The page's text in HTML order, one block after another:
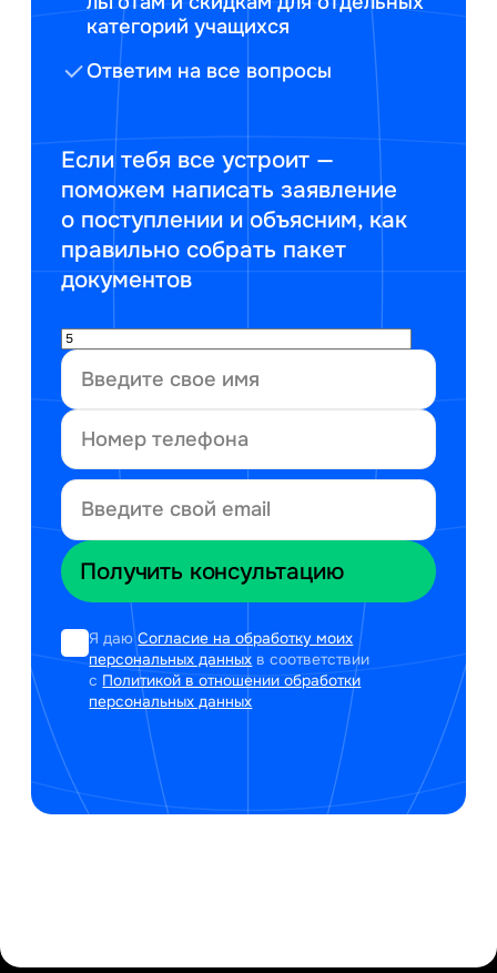
категорий учащихся
Ответим на все вопросы
Если тебя все устроит —
поможем написать заявление
о поступлении и объясним, как
правильно собрать пакет
документов
Я даюСогласие на обработку моих
персональных данных в соответствии
с Политикой в отношении обработки
персональных данных